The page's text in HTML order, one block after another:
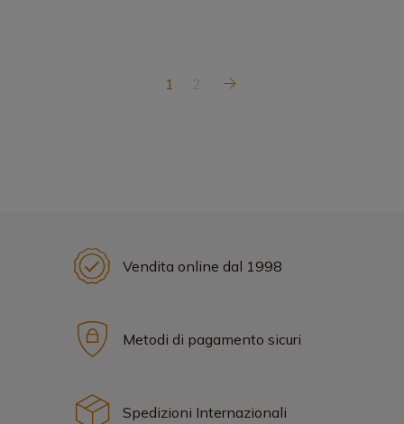
1 2
Vendita online dal 1998
Metodi di pagamento sicuri
Spedizioni Internazionali